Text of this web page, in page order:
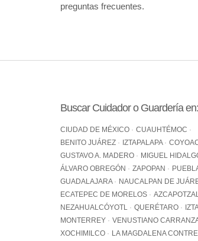
preguntas frecuentes.
Buscar Cuidador o Guardería en:
CIUDAD DE MÉXICO
CUAUHTÉMOC
BENITO JUÁREZ
IZTAPALAPA
GUSTAVO A. MADERO
MIGUEL
ÁLVARO OBREGÓN
ZAPOPAN
GUADALAJARA
NAUCALPAN DE
ECATEPEC DE MORELOS
NEZAHUALCÓYOTL
QUERÉTARO
MONTERREY
VENUSTIANO
XOCHIMILCO
LA MAGDALENA